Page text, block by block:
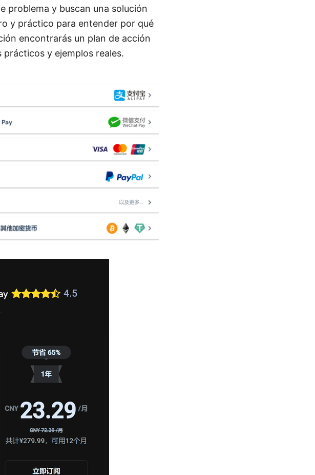
problema y buscan una solución
y práctico para entender por qué
encontrarás un plan de acción
y ejemplos reales.